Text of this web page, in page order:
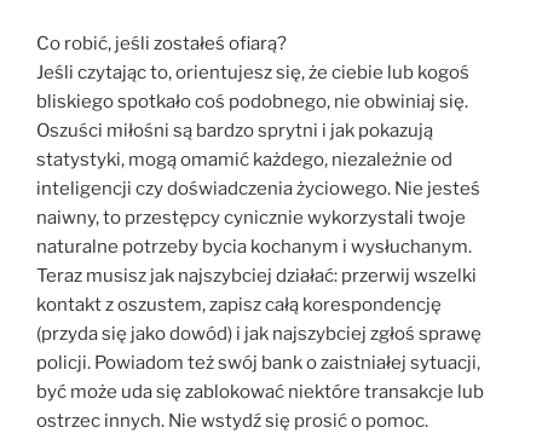
Co robić, jeśli zostałeś ofiarą?
Jeśli czytając to, orientujesz się, że ciebie lub kogoś
bliskiego spotkało coś podobnego, nie obwiniaj się.
Oszuści miłośni są bardzo sprytni i jak pokazują
statystyki, mogą omamić każdego, niezależnie od
inteligencji czy doświadczenia życiowego. Nie jesteś
naiwny, to przestępcy cynicznie wykorzystali twoje
naturalne potrzeby bycia kochanym i wysłuchanym.
Teraz musisz jak najszybciej działać: przerwij wszelki
kontakt z oszustem, zapisz całą korespondencję
(przyda się jako dowód) i jak najszybciej zgłoś sprawę
policji. Powiadom też swój bank o zaistniałej sytuacji,
być może uda się zablokować niektóre transakcje lub
ostrzec innych. Nie wstydź się prosić o pomoc.